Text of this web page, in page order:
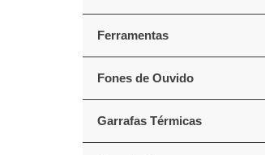
Ferramentas
Fones de Ouvido
Garrafas Térmicas